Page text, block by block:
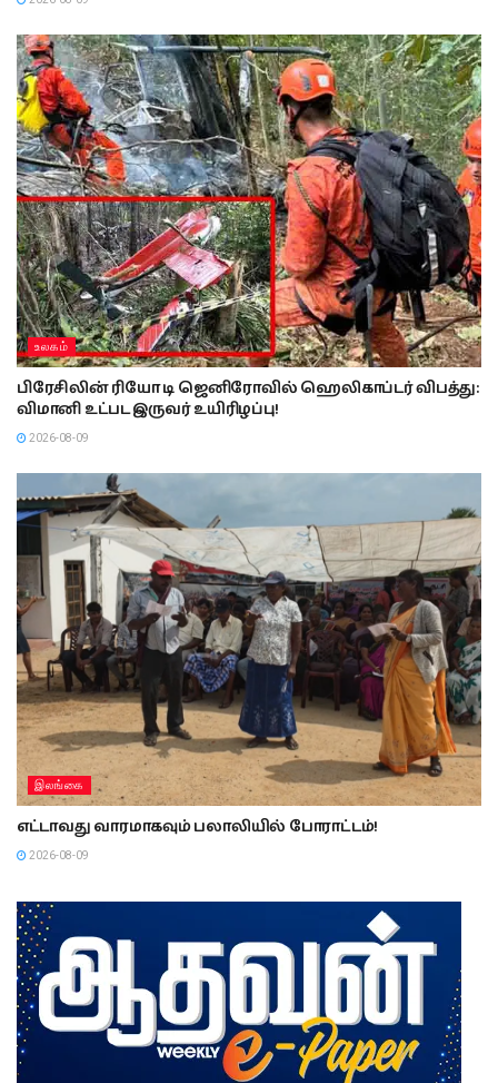
உலகம்
பிரேசிலின் ரியோ டி ஜெனிரோவில் ஹெலிகாப்டர் விபத்து:
விமானி உட்பட இருவர் உயிரிழப்பு!
2026-08-09
இலங்கை
எட்டாவது வாரமாகவும் பலாலியில் போராட்டம்!
2026-08-09